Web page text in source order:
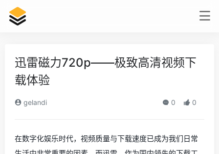
迅雷磁力720p——极致高清视频下
载体验
gelandi 0 0
在数字化娱乐时代，视频质量与下载速度已成为我们日常